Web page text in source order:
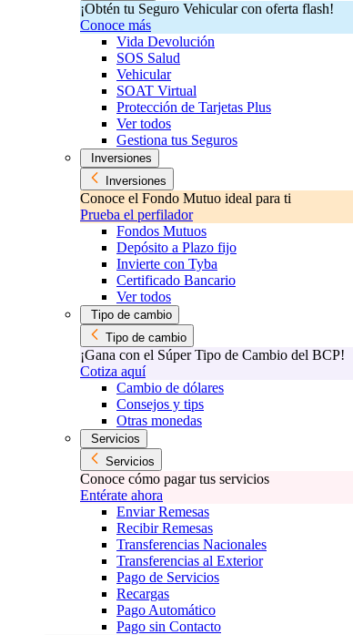
¡Obtén tu Seguro Vehicular con oferta flash!
Conoce más
Vida Devolución
SOS Salud
Vehicular
SOAT Virtual
Protección de Tarjetas Plus
Ver todos
Gestiona tus Seguros
Inversiones
Inversiones
Conoce el Fondo Mutuo ideal para ti
Prueba el perfilador
Fondos Mutuos
Depósito a Plazo fijo
Invierte con Tyba
Certificado Bancario
Ver todos
Tipo de cambio
Tipo de cambio
¡Gana con el Súper Tipo de Cambio del BCP!
Cotiza aquí
Cambio de dólares
Consejos y tips
Otras monedas
Servicios
Servicios
Conoce cómo pagar tus servicios
Entérate ahora
Enviar Remesas
Recibir Remesas
Transferencias Nacionales
Transferencias al Exterior
Pago de Servicios
Recargas
Pago Automático
Pago sin Contacto